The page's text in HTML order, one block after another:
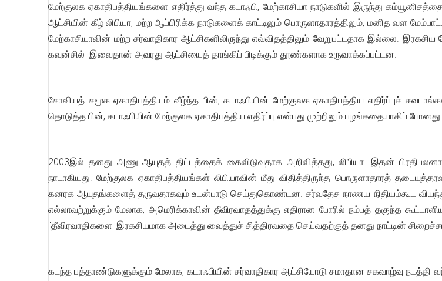
மேற்குலக ஏகாதிபத்தியங்களை எதிர்த்து வந்த கடாஃபி, மேற்காசியா நாடுகளில் இருந்து
ஆட்சியின் கீழ் லிபியா, மற்ற ஆப்பிரிக்க நாடுகளைக் காட்டிலும் பொருளாதாரத்திலும், மனித வள
மேற்காசியாவின் மற்ற சர்வாதிகார ஆட்சிகளிலிருந்து எவ்விதத்திலும் வேறுபட்டதாக இல்லை.
கவுன்சில் இவைதான் அவரது ஆட்சியைத் தாங்கிப் பிடிக்கும் தூண்களாக உருவாக்கப்பட்டன.
சோவியத் சமூக ஏகாதிபத்தியம் வீழ்ந்த பின், கடாஃபியின் மேற்குலக ஏகாதிபத்திய எதிர்ப்புச்
தொடுத்த பின், கடாஃபியின் மேற்குலக ஏகாதிபத்திய எதிர்ப்பு என்பது முற்றிலும் பழங்கதையாகிப் போனது.
2003இல் தனது அணு ஆயுதத் திட்டத்தைக் கைவிடுவதாக அறிவித்தது, லிபியா. இதன்
நாடாகியது. மேற்குலக ஏகாதிபத்தியங்கள் லிபியாவின் மீது விதித்திருந்த பொருளாதாரத்
கனரக ஆயுதங்களைத் தருவதாகவும் உடன்பாடு செய்துகொண்டன. சர்வதேச நாணய நிதியம்கூட
எல்லாவற்றுக்கும் மேலாக, அமெரிக்காவின் தீவிரவாதத்துக்கு எதிரான போரில் நம்பத் தகுந்த
"தீவிரவாதிகளை' இரகசியமாக அடைத்து வைத்துச் சித்திரவதை செய்வதற்குத் தனது நாட்டின்
கடந்த பத்தாண்டுகளுக்கும் மேலாக, கடாஃபியின் சர்வாதிகார ஆட்சியோடு சமாதான சகவாழ்வு